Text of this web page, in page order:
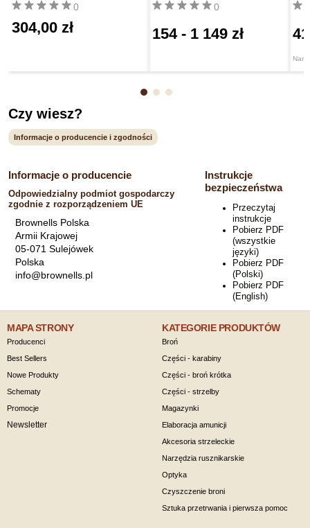
0
304,00 zł
0
154 - 1 149 zł
Czy wiesz?
Informacje o producencie i zgodności
Informacje o producencie
Odpowiedzialny podmiot gospodarczy
zgodnie z rozporządzeniem UE
Brownells Polska
Armii Krajowej
05-071 Sulejówek
Polska
info@brownells.pl
Instrukcje
bezpieczeństwa
Przeczytaj
instrukcje
Pobierz PDF
(wszystkie
języki)
Pobierz PDF
(Polski)
Pobierz PDF
(English)
MAPA STRONY
Producenci
Best Sellers
Nowe Produkty
Schematy
Promocje
Newsletter
KATEGORIE PRODUKTÓW
Broń
Części - karabiny
Części - broń krótka
Części - strzelby
Magazynki
Elaboracja amunicji
Akcesoria strzeleckie
Narzędzia rusznikarskie
Optyka
Czyszczenie broni
Sztuka przetrwania i pierwsza pomoc